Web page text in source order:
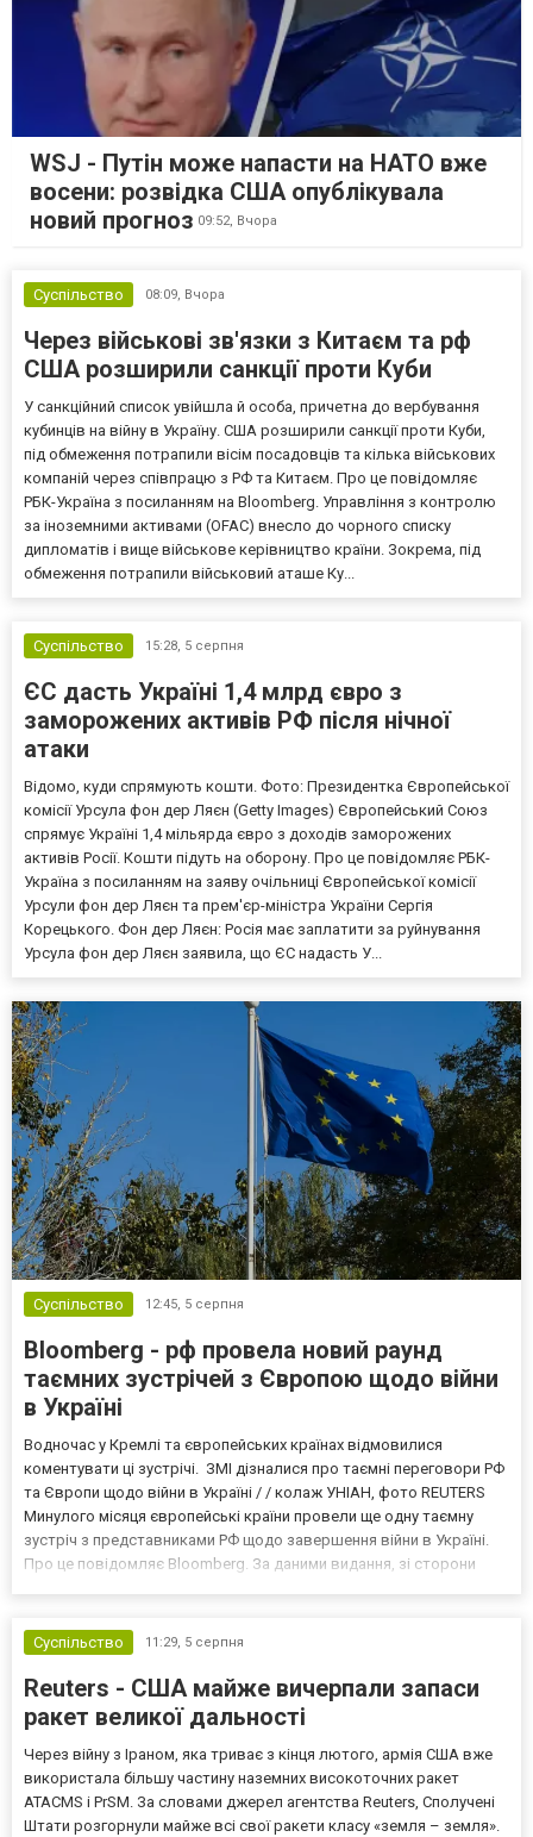
WSJ - Путін може напасти на НАТО вже
восени: розвідка США опублікувала
новий прогноз 09:52, Вчора
Суспільство 08:09, Вчора
Через військові зв'язки з Китаєм та рф
США розширили санкції проти Куби
У санкційний список увійшла й особа, причетна до вербування
кубинців на війну в Україну. США розширили санкції проти Куби,
під обмеження потрапили вісім посадовців та кілька військових
компаній через співпрацю з РФ та Китаєм. Про це повідомляє
РБК-Україна з посиланням на Bloomberg. Управління з контролю
за іноземними активами (OFAC) внесло до чорного списку
дипломатів і вище військове керівництво країни. Зокрема, під
обмеження потрапили військовий аташе Ку...
Суспільство 15:28, 5 серпня
ЄС дасть Україні 1,4 млрд євро з
заморожених активів РФ після нічної
атаки
Відомо, куди спрямують кошти. Фото: Президентка Європейської
комісії Урсула фон дер Ляєн (Getty Images) Європейський Союз
спрямує Україні 1,4 мільярда євро з доходів заморожених
активів Росії. Кошти підуть на оборону. Про це повідомляє РБК-
Україна з посиланням на заяву очільниці Європейської комісії
Урсули фон дер Ляєн та прем'єр-міністра України Сергія
Корецького. Фон дер Ляєн: Росія має заплатити за руйнування
Урсула фон дер Ляєн заявила, що ЄС надасть У...
Суспільство 12:45, 5 серпня
Bloomberg - рф провела новий раунд
таємних зустрічей з Європою щодо війни
в Україні
Водночас у Кремлі та європейських країнах відмовилися
коментувати ці зустрічі. ЗМІ дізналися про таємні переговори РФ
та Європи щодо війни в Україні / / колаж УНІАН, фото REUTERS
Минулого місяця європейські країни провели ще одну таємну
зустріч з представниками РФ щодо завершення війни в Україні.
Про це повідомляє Bloomberg. За даними видання, зі сторони
Суспільство
11:29, 5 серпня
Reuters - США майже вичерпали запаси
ракет великої дальності
Через війну з Іраном, яка триває з кінця лютого, армія США вже
використала більшу частину наземних високоточних ракет
ATACMS і PrSM. За словами джерел агентства Reuters, Сполучені
Штати розгорнули майже всі свої ракети класу «земля – земля».